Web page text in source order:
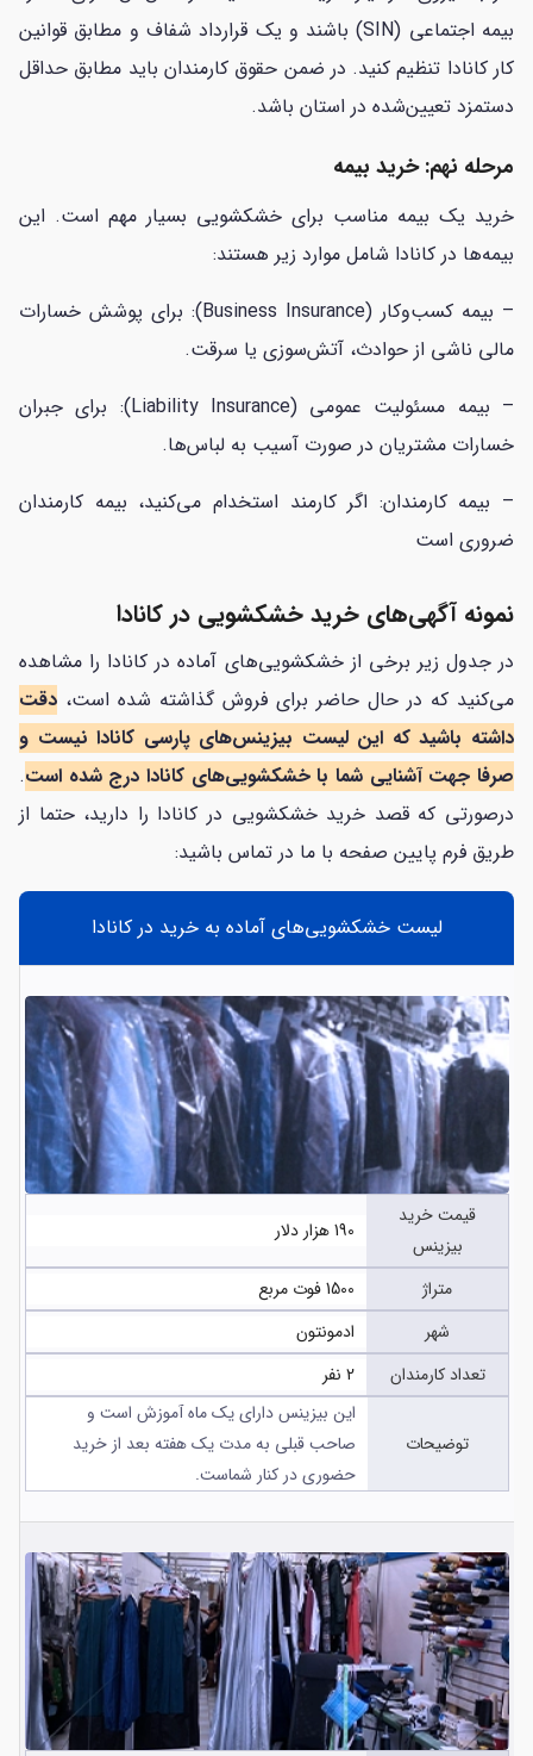
بیمه اجتماعی (SIN) باشند و یک قرارداد شفاف و مطابق قوانین
کار کانادا تنظیم کنید. در ضمن حقوق کارمندان باید مطابق حداقل
دستمزد تعیین‌شده در استان باشد.
مرحله نهم: خرید بیمه
خرید یک بیمه مناسب برای خشکشویی بسیار مهم است. این
بیمه‌ها در کانادا شامل موارد زیر هستند:
– بیمه کسب‌وکار (Business Insurance): برای پوشش خسارات
مالی ناشی از حوادث، آتش‌سوزی یا سرقت.
– بیمه مسئولیت عمومی (Liability Insurance): برای جبران
خسارات مشتریان در صورت آسیب به لباس‌ها.
– بیمه کارمندان: اگر کارمند استخدام می‌کنید، بیمه کارمندان
ضروری است
نمونه آگهی‌های خرید خشکشویی در کانادا
در جدول زیر برخی از خشکشویی‌های آماده در کانادا را مشاهده
می‌کنید که در حال حاضر برای فروش گذاشته شده است، دقت
داشته باشید که این لیست بیزینس‌های پارسی کانادا نیست و
صرفا جهت آشنایی شما با خشکشویی‌های کانادا درج شده است.
درصورتی که قصد خرید خشکشویی در کانادا را دارید، حتما از
طریق فرم پایین صفحه با ما در تماس باشید:
لیست خشکشویی‌های آماده به خرید در کانادا
قیمت خرید
بیزینس
190 هزار دلار
متراژ
1500 فوت مربع
شهر
ادمونتون
تعداد کارمندان
2 نفر
توضیحات
این بیزینس دارای یک ماه آموزش است و
صاحب قبلی به مدت یک هفته بعد از خرید
حضوری در کنار شماست.